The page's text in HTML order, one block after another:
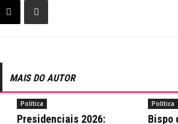
MAIS DO AUTOR
Política
Presidenciais 2026:
Política
Bispo